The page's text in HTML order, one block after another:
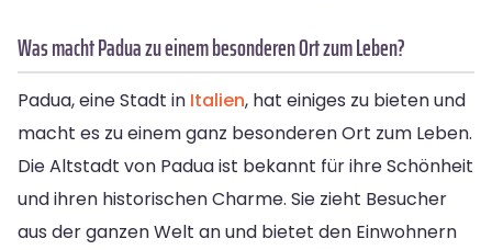
Was macht Padua zu einem besonderen Ort zum Leben?
Padua, eine Stadt in Italien, hat einiges zu bieten und
macht es zu einem ganz besonderen Ort zum Leben.
Die Altstadt von Padua ist bekannt für ihre Schönheit
und ihren historischen Charme. Sie zieht Besucher
aus der ganzen Welt an und bietet den Einwohnern